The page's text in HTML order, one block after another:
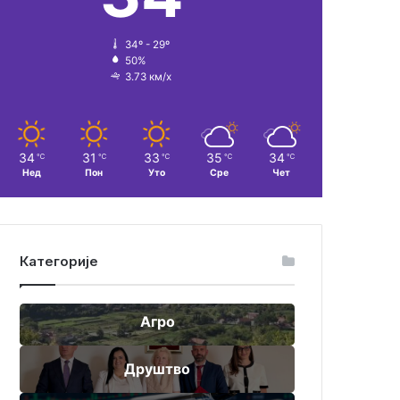
34º - 29º
50%
3.73 км/х
34 ℃
Нед
31 ℃
Пон
33 ℃
Уто
35 ℃
Сре
34 ℃
Чет
Категорије
Агро
Друштво